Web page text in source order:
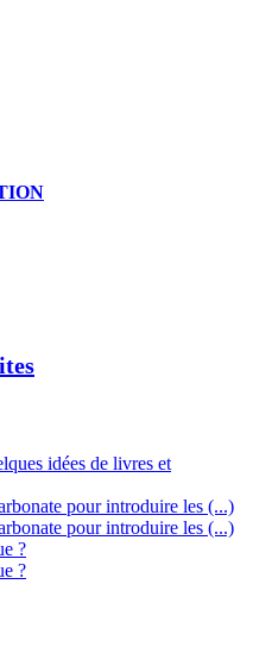
idées de livres et
pour introduire les (...)
pour introduire les (...)
?
?